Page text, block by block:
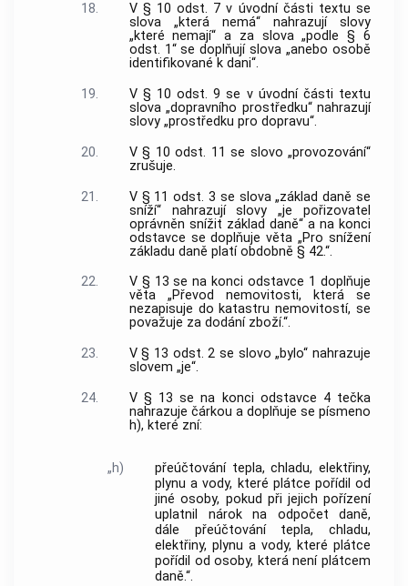
18.
V § 10 odst. 7 v úvodní části textu se
slova „která nemá“ nahrazují slovy
„které nemají“ a za slova „podle § 6
odst. 1“ se doplňují slova „anebo osobě
identifikované k dani“.
19.
V § 10 odst. 9 se v úvodní části textu
slova „dopravního prostředku“ nahrazují
slovy „prostředku pro dopravu“.
20.
V § 10 odst. 11 se slovo „provozování“
zrušuje.
21.
V § 11 odst. 3 se slova „základ daně se
sníží“ nahrazují slovy „je pořizovatel
oprávněn snížit základ daně“ a na konci
odstavce se doplňuje věta „Pro snížení
základu daně platí obdobně § 42.“.
22.
V § 13 se na konci odstavce 1 doplňuje
věta „Převod nemovitosti, která se
nezapisuje do katastru nemovitostí, se
považuje za dodání zboží.“.
23.
V § 13 odst. 2 se slovo „bylo“ nahrazuje
slovem „je“.
24.
V § 13 se na konci odstavce 4 tečka
nahrazuje čárkou a doplňuje se písmeno
h), které zní:
„h)
přeúčtování tepla, chladu, elektřiny,
plynu a vody, které plátce pořídil od
jiné osoby, pokud při jejich pořízení
uplatnil nárok na odpočet daně,
dále přeúčtování tepla, chladu,
elektřiny, plynu a vody, které plátce
pořídil od osoby, která není plátcem
daně.“.